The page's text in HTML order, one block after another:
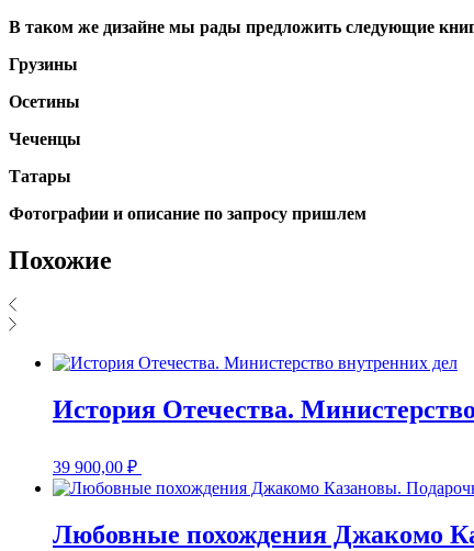
В таком же дизайне мы рады предложить следующие
Грузины
Осетины
Чеченцы
Татары
Фотографии и описание по запросу пришлем
Похожие
История Отечества.
39 900,00 ₽
Любовные похождения Джакомо